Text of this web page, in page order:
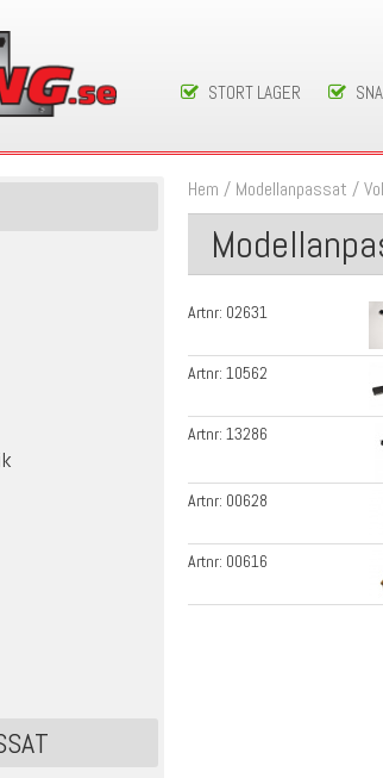
STORT LAGER
Hem / Modellanpassat /
Artnr: 02631
Artnr:10562
Artnr:13286
Artnr: 00628
Artnr: 00616